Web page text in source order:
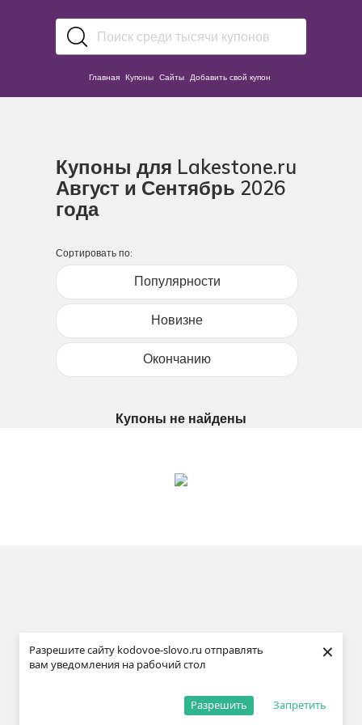
Разрешите сайту kodovoe-slovo.ru отправлять
вам уведомления на рабочий стол
Запретить
Разрешить
×
Главная Купоны Сайты Добавить свой купон
Купоны для Lakestone.ru
Август и Сентябрь 2026
года
Сортировать по:
Популярности
Новизне
Окончанию
Купоны не найдены